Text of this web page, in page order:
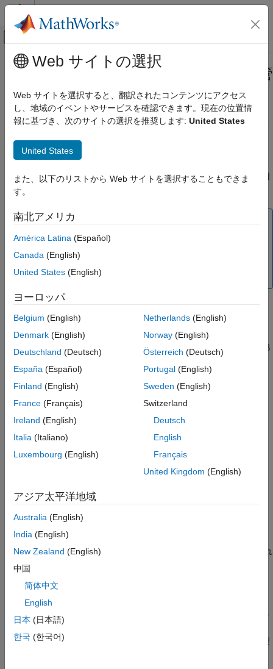
コンテンツへスキップ
オフキャンバス ナビゲーション メ
ドキュメンテーションのホーム
組織のライセンスの管理
標準ライセンス オプションの管理
ター指定ライセンスの管理
項目一覧
参考
メインコンテンツ
コンピューター指定ライセンスの管
理
コンピューター指定ライセンスでは、1 台のコンピューターのみ
インストールは特定のコンピューターを識別するホスト ID のみ
ません。任意の数のユーザーがログインしてソフトウェアを使用
メモ
コンピューター指定ライセンスのユーザーは、物理的に存
在してソフトウェアを使用する必要があります。コンピュ
ーター指定ライセンスでは、リモート アクセスが許可さ
れません。
コンピューター指定ライセンスにより使用可能な MathWorks 製
品をインストールするには、MathWorks 製品インストーラーを
実行します。インストール中に、MathWorks アカウントにサイ
ンインし、インストールするライセンスを選択してから、その他
のインストーラー ダイアログ ボックスで必須事項を入力しま
す。インストールする製品は、指定されたライセンスに基づい
て、インストーラーが判断します。
次の 2 通りの方法のいずれかを使用して、MathWorks 製品を個
別のコンピューターにインストールできます。
MathWorks アカウントが必要です。
の手順に従います。このインストールに
オフライン インストール
ライセンス ファイル、およびライセンスに関連付けられ
installation key?
インターネットに接続できるマシン上で、インストーラ
す。手順については、
インストールを後で行う場合の製
Web サイトの選択
Web サイトを選択すると、翻訳されたコンテンツにアクセス
し、地域のイベントやサービスを確認できます。現在の位置情
報に基づき、次のサイトの選択を推奨します: United States
United States
また、以下のリストから Web サイトを選択することもできま
す。
南北アメリカ
América Latina (Español)
Canada (English)
United States (English)
ヨーロッパ
Belgium (English)
Denmark (English)
Deutschland (Deutsch)
España (Español)
Finland (English)
France (Français)
Ireland (English)
Italia (Italiano)
Luxembourg (English)
Netherlands(English)
Norway(English)
Österreich (Deutsch)
Portugal(English)
Sweden (English)
Switzerland
Deutsch
English
Français
United Kingdom (English)
アジア太平洋地域
Australia (English)
India (English)
New Zealand (English)
中国
简体中文
English
日本 (日本語)
한국 (한국어)